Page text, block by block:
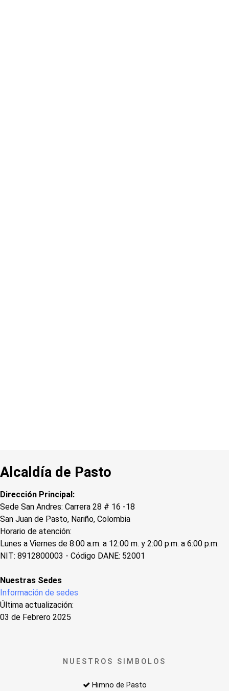
Alcaldía de Pasto
Dirección Principal:
Sede San Andres: Carrera 28 # 16 -18
San Juan de Pasto, Nariño, Colombia
Horario de atención:
Lunes a Viernes de 8:00 a.m. a 12:00 m. y 2:00 p.m. a 6:00 p.m.
NIT: 8912800003 - Código DANE: 52001
Nuestras Sedes
Información de sedes
Última actualización:
03 de Febrero 2025
NUESTROS SIMBOLOS
Himno de Pasto